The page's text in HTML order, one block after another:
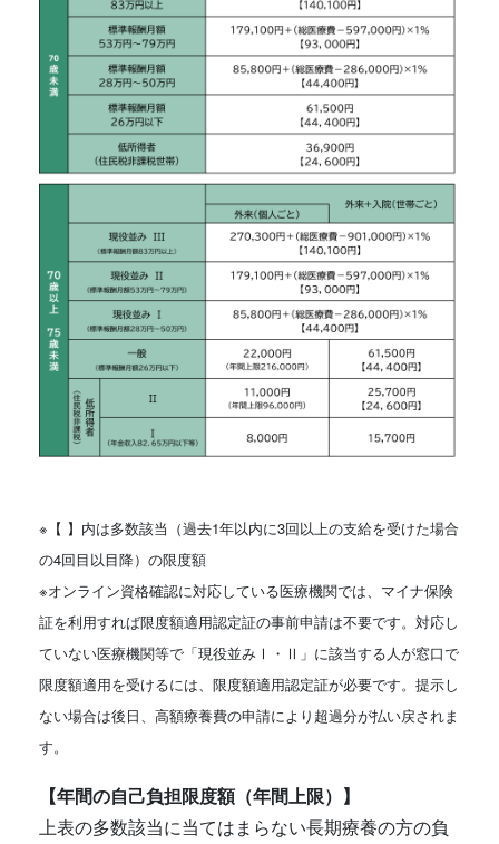
※【 】内は多数該当（過去1年以内に3回以上の支給を受けた場合
の4回目以目降）の限度額
※オンライン資格確認に対応している医療機関では、マイナ保険
証を利用すれば限度額適用認定証の事前申請は不要です。対応し
ていない医療機関等で「現役並みⅠ・Ⅱ」に該当する人が窓口で
限度額適用を受けるには、限度額適用認定証が必要です。提示し
ない場合は後日、高額療養費の申請により超過分が払い戻されま
す。
【年間の自己負担限度額（年間上限）】
上表の多数該当に当てはまらない長期療養の方の負